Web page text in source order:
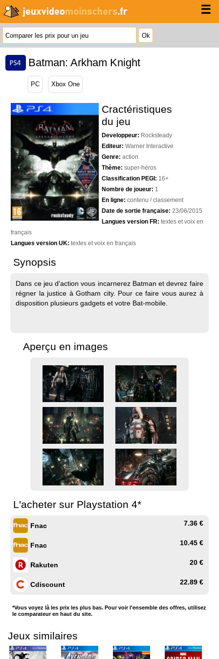
☰
Batman: Arkham Knight
PC Xbox One
Cractéristiques
du jeu
Developpeur: Rocksteady
Editeur: Warner Interactive
Genre: action
Thème: super-héros
Classification PEGI: 16+
Nombre de joueur: 1
En ligne: contenu / classement
Date de sortie française: 23/06/2015
Langues version FR: textes et voix en
français
Langues version UK: textes et voix en français
Synopsis
Dans ce jeu d'action vous incarnerez Batman et devrez faire
régner la justice à Gotham city. Pour ce faire vous aurez à
disposition plusieurs gadgets et votre Bat-mobile.
Aperçu en images
L'acheter sur Playstation 4*
Fnac 7.36 €
Fnac 10.45 €
Rakuten 20 €
Cdiscount 22.89 €
*Vous voyez là les prix les plus bas. Pour voir l'ensemble des offres, utilisez
le comparateur en haut du site.
Jeux similaires